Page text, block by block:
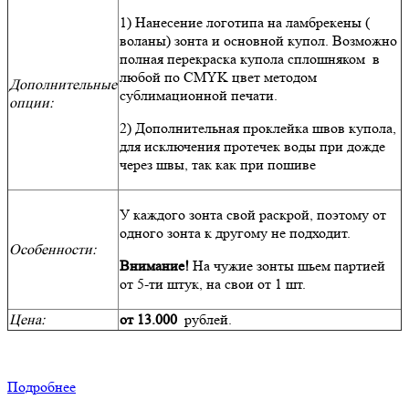
Дополнительные
опции:
1) Нанесение логотипа на ламбрекены (
воланы) зонта и основной купол. Возможно
полная перекраска купола сплошняком в
любой по CMYK цвет методом
сублимационной печати.
2) Дополнительная проклейка швов купола,
для исключения протечек воды при дожде
через швы, так как при пошиве
Особенности:
У каждого зонта свой раскрой, поэтому от
одного зонта к другому не подходит.
Внимание! На чужие зонты шьем партией
от 5-ти штук, на свои от 1 шт.
Цена: от 13.000 рублей.
Подробнее